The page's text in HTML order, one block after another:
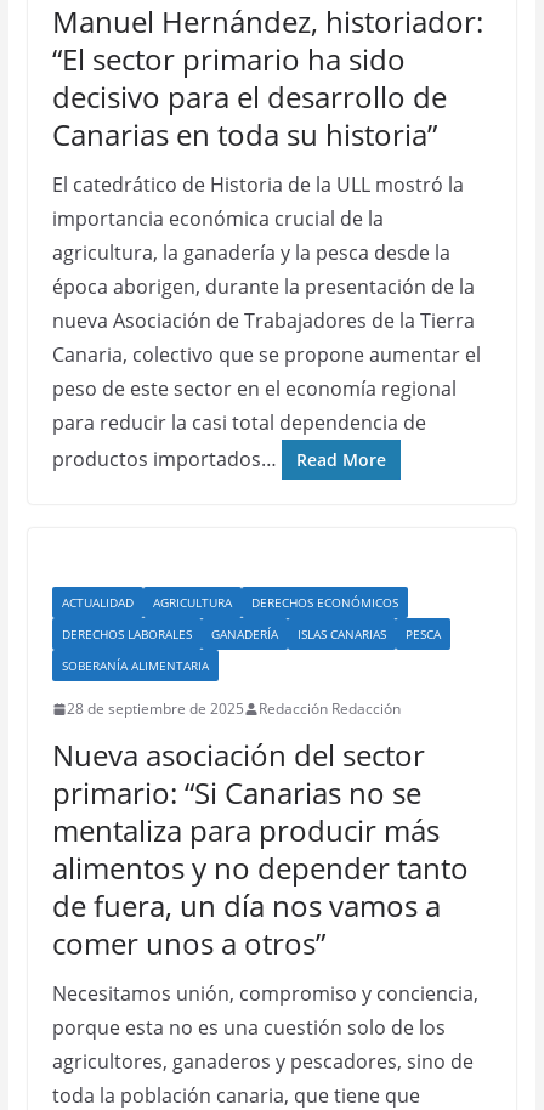
Manuel Hernández, historiador:
“El sector primario ha sido
decisivo para el desarrollo de
Canarias en toda su historia”
El catedrático de Historia de la ULL mostró la
importancia económica crucial de la
agricultura, la ganadería y la pesca desde la
época aborigen, durante la presentación de la
nueva Asociación de Trabajadores de la Tierra
Canaria, colectivo que se propone aumentar el
peso de este sector en el economía regional
para reducir la casi total dependencia de
productos importados…
Read More
ACTUALIDAD AGRICULTURA
DERECHOS ECONÓMICOS
DERECHOS LABORALES
GANADERÍA ISLAS CANARIAS
PESCA
SOBERANÍA ALIMENTARIA
28 de septiembre de 2025 Redacción Redacción
Nueva asociación del sector
primario: “Si Canarias no se
mentaliza para producir más
alimentos y no depender tanto
de fuera, un día nos vamos a
comer unos a otros”
Necesitamos unión, compromiso y conciencia,
porque esta no es una cuestión solo de los
agricultores, ganaderos y pescadores, sino de
toda la población canaria, que tiene que